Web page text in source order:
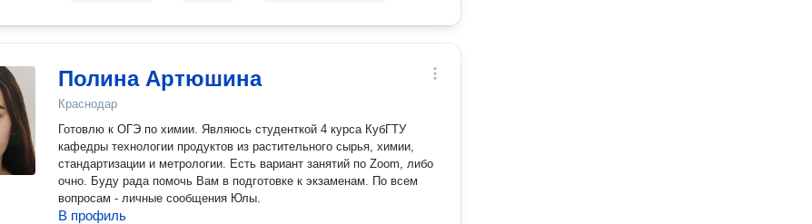
Полина Артюшина
Краснодар
Готовлю к ОГЭ по химии. Являюсь студенткой 4 курса КубГТУ
кафедры технологии продуктов из растительного сырья, химии,
стандартизации и метрологии. Есть вариант занятий по Zoom, либо
очно. Буду рада помочь Вам в подготовке к экзаменам. По всем
вопросам - личные сообщения Юлы.
В профиль